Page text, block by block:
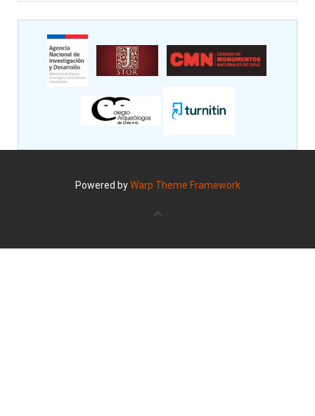
Powered byWarp Theme Framework